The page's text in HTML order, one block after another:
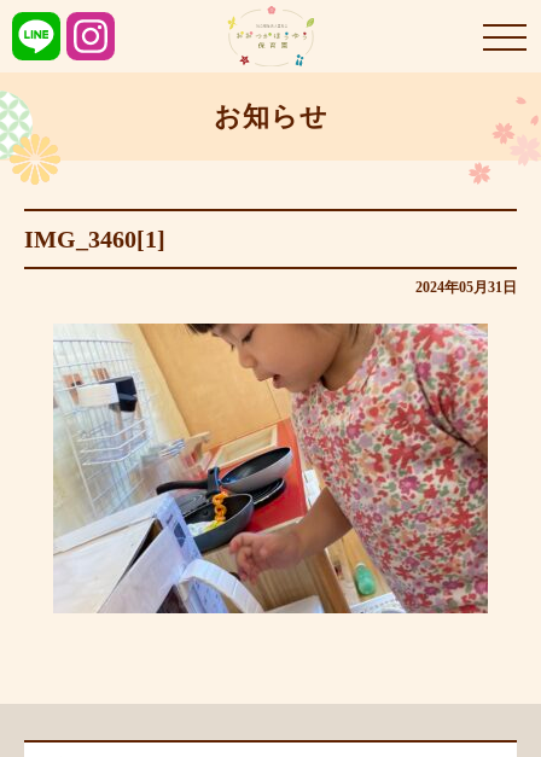
お知らせ
IMG_3460[1]
2024年05月31日